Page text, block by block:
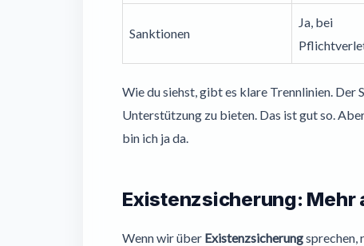
Sanktionen
Ja, bei
Wie du siehst, gibt es klare Trennlinien. Der
Unterstützung zu bieten. Das ist gut so.
bin ich ja da.
Existenzsicherung: Mehr
Wenn wir über Existenzsicherungsprechen,